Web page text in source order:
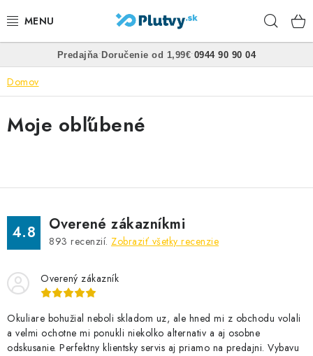
na
PLÁVANIE
ŠNORCHLOVANIE
FREEDIVING
OBLEČENIE
OBUV
VŠETKO PRE DETI
HRAČKY DO VODY
Predajňa• Doručenie od 1,99€• 0944 90 90 04
Domov
Moje obľúbené
4.8 Overené zákazníkmi
893 recenzií. Zobraziť všetky recenzie
Overený zákazník
Okuliare bohužial neboli skladom uz, ale hned mi z obchodu volali
a velmi ochotne mi ponukli niekolko alternativ a aj osobne
odskusanie. Perfektny klientsky servis aj priamo na predajni. Vybavu